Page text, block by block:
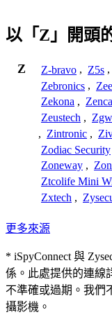
以「Z」開頭
Z Z-bravo , Z5s ,
Zebronics , Zee
Zekona ,
Zeustech ,
, Zintronic ,
Zodiac Security
Zoneway ,
Ztcolife Mini
Zxtech ,
更多來源
* iSpyConnect 與
係。此處提供的連線
不準確或過期。我們
攝影機。